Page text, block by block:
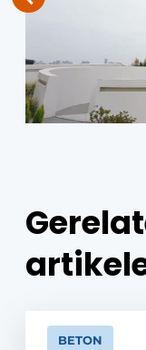
BETON